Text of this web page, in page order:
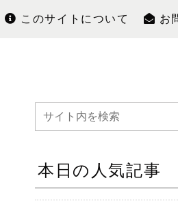
このサイトについて お
本日の人気記事